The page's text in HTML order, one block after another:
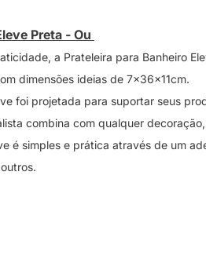
Preta - Ou
a Prateleira para Banheiro
dimensões ideias de 7x36x11cm.
foi projetada para suportar seus
combina com qualquer
é simples e prática através de um